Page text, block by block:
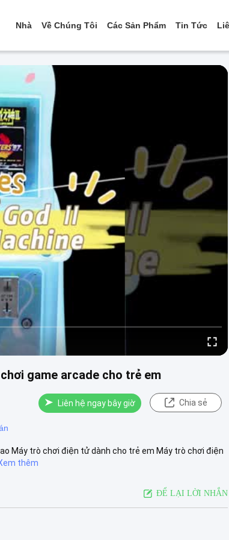
Nhà Về Chúng Tôi Các Sản Phẩm Tin Tức
game arcade cho trẻ em
Liên hệ ngay bây giờ Chia sẻ
Máy trò chơi điện tử dành cho trẻ em Máy trò chơi điện
thêm
ĐỂ LẠI LỜI NHẮN